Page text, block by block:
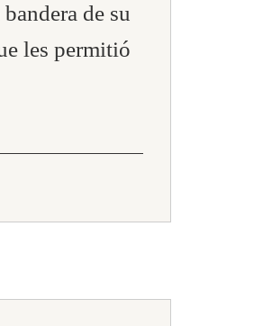
de su
les permitió